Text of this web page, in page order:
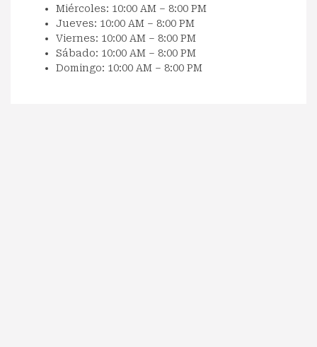
Miércoles: 10:00 AM – 8:00 PM
Jueves: 10:00 AM – 8:00 PM
Viernes: 10:00 AM – 8:00 PM
Sábado: 10:00 AM – 8:00 PM
Domingo: 10:00 AM – 8:00 PM